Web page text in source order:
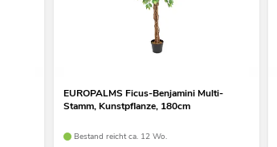
EUROPALMS Ficus-Benjamini Multi-
Stamm, Kunstpflanze, 180cm
Bestand reicht ca. 12 Wo.